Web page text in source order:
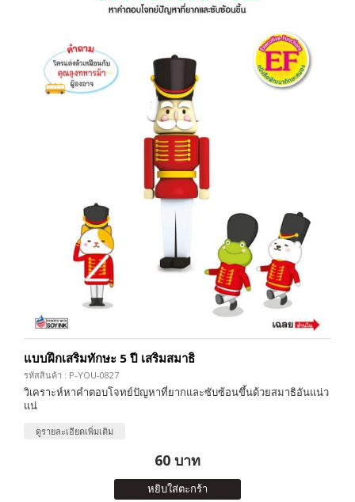
แบบฝึกเสริมทักษะ 5 ปี เสริมสมาธิ
รหัสสินค้า : P-YOU-0827
วิเคราะห์หาคำตอบโจทย์ปัญหาที่ยากและซับซ้อนขึ้นด้วยสมาธิอันแน่ว
แน่
ดูรายละเอียดเพิ่มเติม
60 บาท
หยิบใส่ตะกร้า